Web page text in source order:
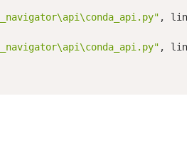
, line
, line